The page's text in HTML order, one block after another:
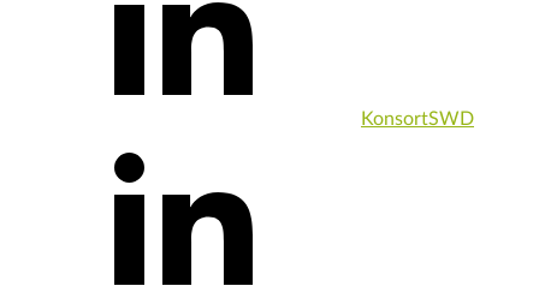
KonsortSWD